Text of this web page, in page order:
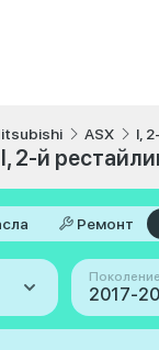
ASX I,
2-й
Ремонт
Поколение